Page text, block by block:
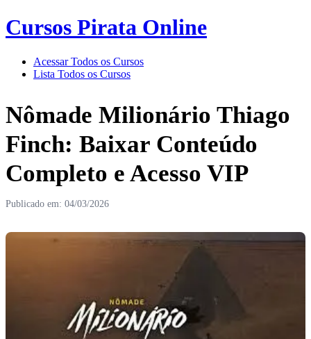
Cursos Pirata Online
Acessar Todos os Cursos
Lista Todos os Cursos
Nômade Milionário Thiago
Finch: Baixar Conteúdo
Completo e Acesso VIP
Publicado em: 04/03/2026